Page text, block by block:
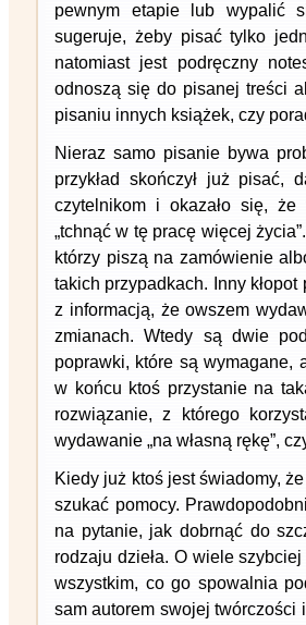
pewnym etapie lub wypalić
sugeruje, żeby pisać tylko
natomiast jest podręczny
odnoszą się do pisanej treści
pisaniu innych książek, czy
Nieraz samo pisanie bywa
przykład skończył już pisać,
czytelnikom i okazało się,
„tchnąć w tę pracę więcej
którzy piszą na zamówienie
takich przypadkach. Inny
z informacją, że owszem
zmianach. Wtedy są dwie
poprawki, które są wymagane,
w końcu ktoś przystanie na
rozwiązanie, z którego
wydawanie „na własną rękę”,
Kiedy już ktoś jest świadomy,
szukać pomocy.
na pytanie, jak dobrnąć do
rodzaju dzieła. O wiele
wszystkim, co go spowalnia
sam autorem swojej twórczości